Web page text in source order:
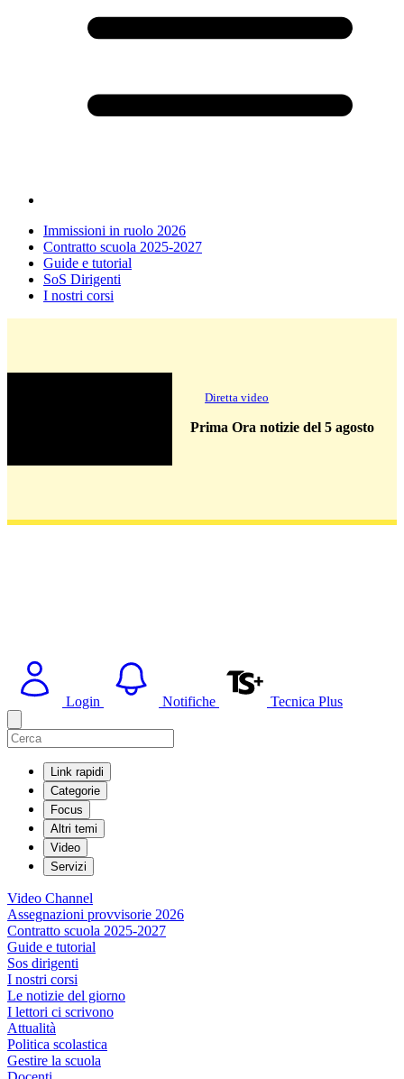
Immissioni in ruolo 2026
Contratto scuola 2025-2027
Guide e tutorial
SoS Dirigenti
I nostri corsi
Diretta video
Prima Ora notizie del 5 agosto
Login Notifiche Tecnica Plus
Link rapidi
Categorie
Focus
Altri temi
Video
Servizi
Video Channel
Assegnazioni provvisorie 2026
Contratto scuola 2025-2027
Guide e tutorial
Sos dirigenti
I nostri corsi
Le notizie del giorno
I lettori ci scrivono
Attualità
Politica scolastica
Gestire la scuola